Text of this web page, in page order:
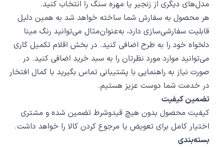
مدل‌های دیگری از زنجیر یا مهره سنگ را انتخاب کنید.
هر محصول به سفارش شما ساخته خواهد شد به همین دلیل
قابلیت سفارشی‌سازی دارد، به‌عنوان‌مثال می‌توانید رنگ مینا
دلخواه خود را به طرح اضافی کنید. در بخش اقلام تکمیل کاری
می‌توانید موارد مورد نظرتان را به سبد خرید اضافی کنید. در
صورت نیاز به راهنمایی با پشتیبانی تماس بگیرید با کمال افتخار
در خدمت شما دوست عزیز هستیم.
تضمین کیفیت
کیفیت محصول بدون هیچ قیدوشرط تضمین شده و مشتری
اختیار کامل برای تعویض یا مرجوع کردن کالا را خواهد داشت.
بسته‌بندی